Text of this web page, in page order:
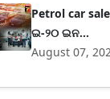
Petrol car
ଇ-୨୦ ଇନ...
August 07,